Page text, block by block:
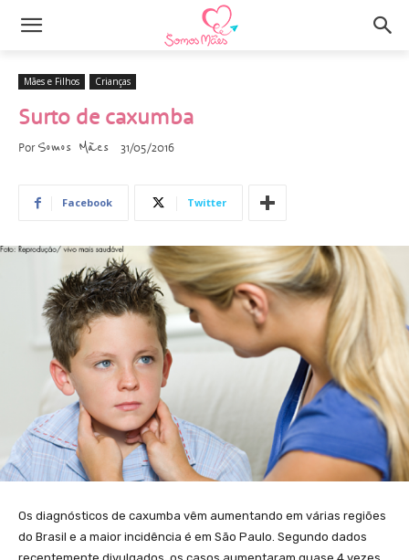
Mães e Filhos Crianças
Surto de caxumba
Por Somos Mães 31/05/2016
Facebook Twitter
Os diagnósticos de caxumba vêm aumentando em várias regiões
do Brasil e a maior incidência é em São Paulo. Segundo dados